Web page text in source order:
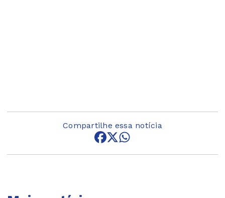
Compartilhe essa notícia